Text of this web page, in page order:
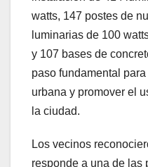
watts, 147 postes de
luminarias de 100
y 107 bases de
paso fundamental
urbana y promover el
la ciudad.
Los vecinos
responde a una de las